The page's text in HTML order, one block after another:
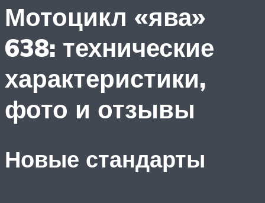
Мотоцикл «ява»
638: технические
характеристики,
фото и отзывы
Новые стандарты